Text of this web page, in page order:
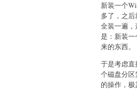
新装一个
多了，之
全装一遍
是：新装
来的东西。
于是考虑直
个磁盘分区
的操作，